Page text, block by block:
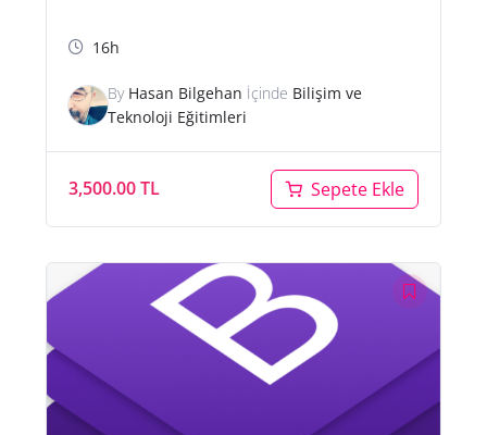
16h
By Hasan Bilgehan İçinde Bilişim ve
Teknoloji Eğitimleri
3,500.00TL Sepete Ekle